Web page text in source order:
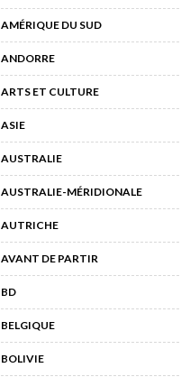
AMÉRIQUE DU SUD
ANDORRE
ARTS ET CULTURE
ASIE
AUSTRALIE
AUSTRALIE-MÉRIDIONALE
AUTRICHE
AVANT DE PARTIR
BD
BELGIQUE
BOLIVIE